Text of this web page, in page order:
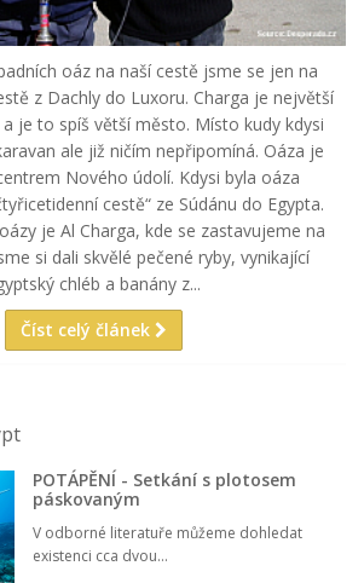
oáz na naší cestě jsme se jen na
z Dachly do Luxoru. Charga je největší
je to spíš větší město. Místo kudy kdysi
ale již ničím nepřipomíná. Oáza je
Nového údolí. Kdysi byla oáza
cestě“ ze Súdánu do Egypta.
je Al Charga, kde se zastavujeme na
si dali skvělé pečené ryby, vynikající
chléb a banány z...
Číst celý článek
POTÁPĚNÍ - Setkání s plotosem
páskovaným
V odborné literatuře můžeme dohledat
existenci cca dvou...